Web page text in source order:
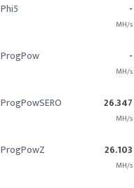
Phi5 -
MH/s
ProgPow -
MH/s
ProgPowSERO 26.347
MH/s
ProgPowZ 26.103
MH/s